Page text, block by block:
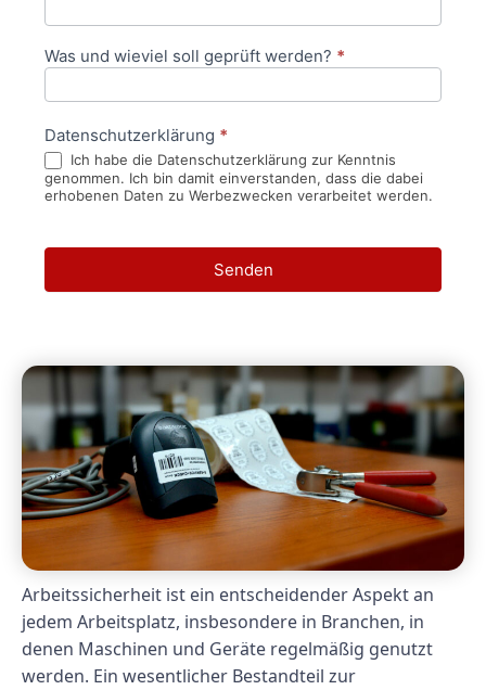
Was und wieviel soll geprüft werden? *
Datenschutzerklärung *
Ich habe die Datenschutzerklärung zur Kenntnis
genommen. Ich bin damit einverstanden, dass die dabei
erhobenen Daten zu Werbezwecken verarbeitet werden.
Senden
Arbeitssicherheit ist ein entscheidender Aspekt an
jedem Arbeitsplatz, insbesondere in Branchen, in
denen Maschinen und Geräte regelmäßig genutzt
werden. Ein wesentlicher Bestandteil zur